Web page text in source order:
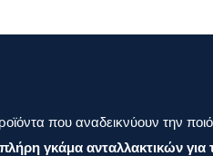
που αναδεικνύουν την
γκάμα ανταλλακτικών για